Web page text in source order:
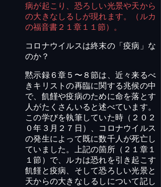
病が起こり、恐ろしい光景や天から
の大きなしるしが現れます。（ルカ
の福音書２１章１１節）。
コロナウイルスは終末の「疫病」な
のか？
黙示録６章５〜８節は、近々来るべ
きキリストの再臨に関する兆候の中
で、飢饉や疫病のために命を落とす
人 がたくさんいると述べています。
この学びを執筆していた時（２０２
０年３月２７日）、コロナウイルス
の発生によって既に数千人が死亡し
ていました。上記の箇所（２１章１
１節）で、ルカは恐れを引き起こす
飢饉と疫病、そして恐ろしい光景と
天からの大きなしるしについて記し